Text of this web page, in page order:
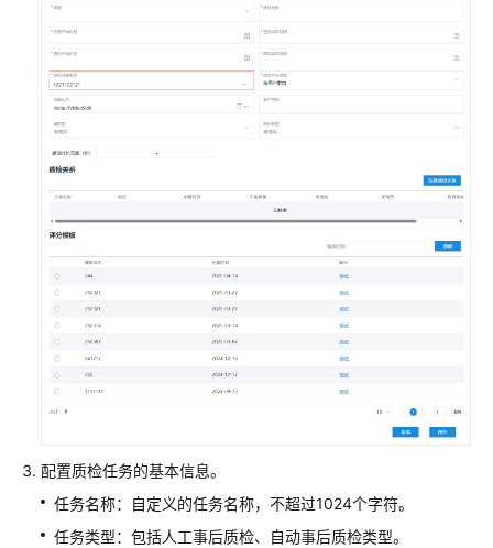
管
理
员
识
的
租
间
工
中
心
配置质检任务的基本信息。
任务名称：自定义的任务名称，不超过1024个字符。
任务类型：包括人工事后质检、自动事后质检类型。